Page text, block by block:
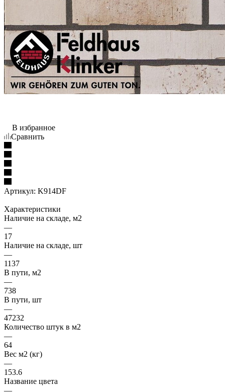
В избранное
Сравнить
Артикул: K914DF
Характеристики
Наличие на складе, м2
—
17
Наличие на складе, шт
—
1137
В пути, м2
—
738
В пути, шт
—
47232
Количество штук в м2
—
64
Вес м2 (кг)
—
153.6
Название цвета
—